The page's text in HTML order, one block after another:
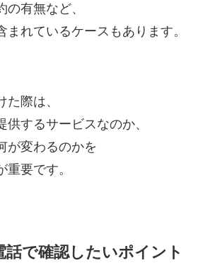
の有無など、
まれているケースもあります。
た際は、
供するサービスなのか、
が変わるのかを
重要です。
話で確認したいポイント